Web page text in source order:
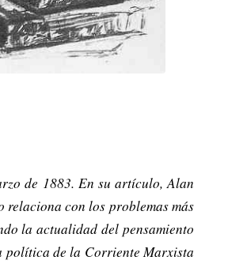
de 1883. En su artículo, Alan
con los problemas más
la actualidad del pensamiento
política de la Corriente Marxista